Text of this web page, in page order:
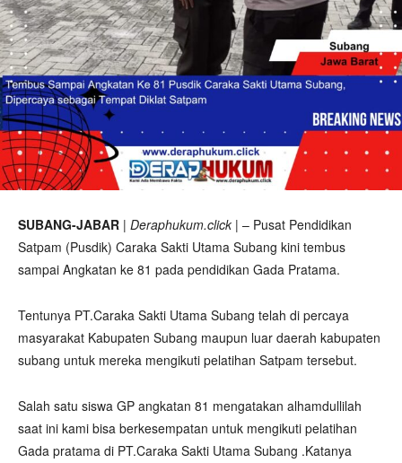
SUBANG-JABAR | Deraphukum.click | – Pusat Pendidikan
Satpam (Pusdik) Caraka Sakti Utama Subang kini tembus
sampai Angkatan ke 81 pada pendidikan Gada Pratama.
Tentunya PT.Caraka Sakti Utama Subang telah di percaya
masyarakat Kabupaten Subang maupun luar daerah kabupaten
subang untuk mereka mengikuti pelatihan Satpam tersebut.
Salah satu siswa GP angkatan 81 mengatakan alhamdullilah
saat ini kami bisa berkesempatan untuk mengikuti pelatihan
Gada pratama di PT.Caraka Sakti Utama Subang .Katanya